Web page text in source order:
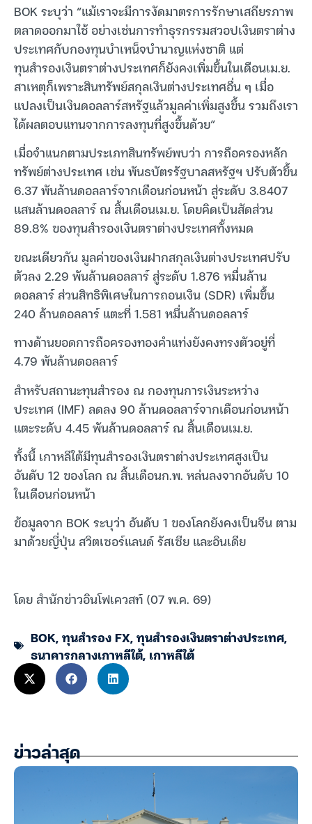
BOK ระบุว่า “แม้เราจะมีการงัดมาตรการรักษาเสถียรภาพ
ตลาดออกมาใช้ อย่างเช่นการทำธุรกรรมสวอปเงินตราต่าง
ประเทศกับกองทุนบำเหน็จบำนาญแห่งชาติ แต่
ทุนสำรองเงินตราต่างประเทศก็ยังคงเพิ่มขึ้นในเดือนเม.ย.
สาเหตุก็เพราะสินทรัพย์สกุลเงินต่างประเทศอื่น ๆ เมื่อ
แปลงเป็นเงินดอลลาร์สหรัฐแล้วมูลค่าเพิ่มสูงขึ้น รวมถึงเรา
ได้ผลตอบแทนจากการลงทุนที่สูงขึ้นด้วย”
เมื่อจำแนกตามประเภทสินทรัพย์พบว่า การถือครองหลัก
ทรัพย์ต่างประเทศ เช่น พันธบัตรรัฐบาลสหรัฐฯ ปรับตัวขึ้น
6.37 พันล้านดอลลาร์จากเดือนก่อนหน้า สู่ระดับ 3.8407
แสนล้านดอลลาร์ ณ สิ้นเดือนเม.ย. โดยคิดเป็นสัดส่วน
89.8% ของทุนสำรองเงินตราต่างประเทศทั้งหมด
ขณะเดียวกัน มูลค่าของเงินฝากสกุลเงินต่างประเทศปรับ
ตัวลง 2.29 พันล้านดอลลาร์ สู่ระดับ 1.876 หมื่นล้าน
ดอลลาร์ ส่วนสิทธิพิเศษในการถอนเงิน (SDR) เพิ่มขึ้น
240 ล้านดอลลาร์ แตะที่ 1.581 หมื่นล้านดอลลาร์
ทางด้านยอดการถือครองทองคำแท่งยังคงทรงตัวอยู่ที่
4.79 พันล้านดอลลาร์
สำหรับสถานะทุนสำรอง ณ กองทุนการเงินระหว่าง
ประเทศ (IMF) ลดลง 90 ล้านดอลลาร์จากเดือนก่อนหน้า
แตะระดับ 4.45 พันล้านดอลลาร์ ณ สิ้นเดือนเม.ย.
ทั้งนี้ เกาหลีใต้มีทุนสำรองเงินตราต่างประเทศสูงเป็น
อันดับ 12 ของโลก ณ สิ้นเดือนก.พ. หล่นลงจากอันดับ 10
ในเดือนก่อนหน้า
ข้อมูลจาก BOK ระบุว่า อันดับ 1 ของโลกยังคงเป็นจีน ตาม
มาด้วยญี่ปุ่น สวิตเซอร์แลนด์ รัสเซีย และอินเดีย
โดย สำนักข่าวอินโฟเควสท์ (07 พ.ค. 69)
BOK,ทุนสำรอง FX,ทุนสำรองเงินตราต่างประเทศ,
ธนาคารกลางเกาหลีใต้, เกาหลีใต้
ข่าวล่าสุด